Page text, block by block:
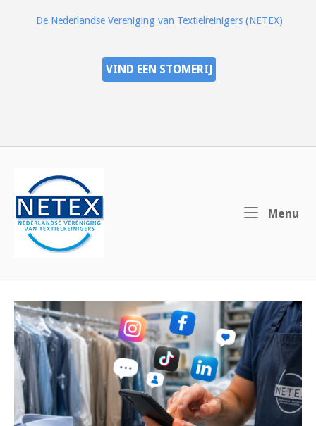
De Nederlandse Vereniging van Textielreinigers (NETEX)
VIND EEN STOMERIJ
Menu